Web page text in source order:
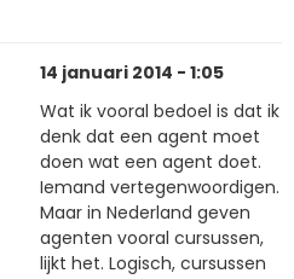
14 januari 2014 - 1:05
Wat ik vooral bedoel is dat ik
denk dat een agent moet
doen wat een agent doet.
Iemand vertegenwoordigen.
Maar in Nederland geven
agenten vooral cursussen,
lijkt het. Logisch, cursussen